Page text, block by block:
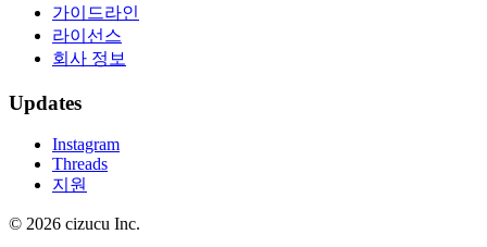
가이드라인
라이선스
회사 정보
Updates
Instagram
Threads
지원
© 2026 cizucu Inc.